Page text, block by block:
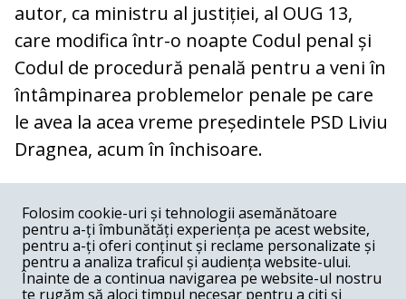
autor, ca ministru al justiției, al OUG 13,
care modifica într-o noapte Codul penal și
Codul de procedură penală pentru a veni în
întâmpinarea problemelor penale pe care
le avea la acea vreme președintele PSD Liviu
Dragnea, acum în închisoare.
COMENTARII
Nume
Email
Folosim cookie-uri și tehnologii asemănătoare
pentru a-ți îmbunătăți experiența pe acest website,
pentru a-ți oferi conținut și reclame personalizate și
pentru a analiza traficul și audiența website-ului.
Înainte de a continua navigarea pe website-ul nostru
te rugăm să aloci timpul necesar pentru a citi și